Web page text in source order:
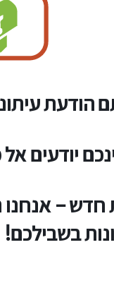
הודעת
יודעים
חדש –
בשבילכם!